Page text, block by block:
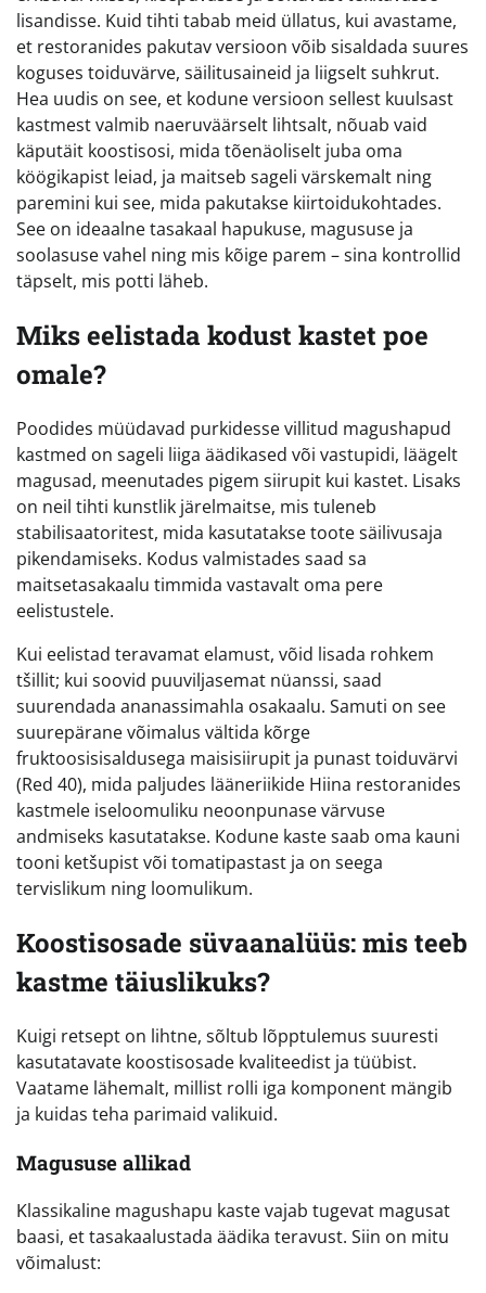
lisandisse. Kuid tihti tabab meid üllatus, kui avastame,
et restoranides pakutav versioon võib sisaldada suures
koguses toiduvärve, säilitusaineid ja liigselt suhkrut.
Hea uudis on see, et kodune versioon sellest kuulsast
kastmest valmib naeruväärselt lihtsalt, nõuab vaid
käputäit koostisosi, mida tõenäoliselt juba oma
köögikapist leiad, ja maitseb sageli värskemalt ning
paremini kui see, mida pakutakse kiirtoidukohtades.
See on ideaalne tasakaal hapukuse, magususe ja
soolasuse vahel ning mis kõige parem – sina kontrollid
täpselt, mis potti läheb.
Miks eelistada kodust kastet poe
omale?
Poodides müüdavad purkidesse villitud magushapud
kastmed on sageli liiga äädikased või vastupidi, läägelt
magusad, meenutades pigem siirupit kui kastet. Lisaks
on neil tihti kunstlik järelmaitse, mis tuleneb
stabilisaatoritest, mida kasutatakse toote säilivusaja
pikendamiseks. Kodus valmistades saad sa
maitsetasakaalu timmida vastavalt oma pere
eelistustele.
Kui eelistad teravamat elamust, võid lisada rohkem
tšillit; kui soovid puuviljasemat nüanssi, saad
suurendada ananassimahla osakaalu. Samuti on see
suurepärane võimalus vältida kõrge
fruktoosisisaldusega maisisiirupit ja punast toiduvärvi
(Red 40), mida paljudes lääneriikide Hiina restoranides
kastmele iseloomuliku neoonpunase värvuse
andmiseks kasutatakse. Kodune kaste saab oma kauni
tooni ketšupist või tomatipastast ja on seega
tervislikum ning loomulikum.
Koostisosade süvaanalüüs: mis teeb
kastme täiuslikuks?
Kuigi retsept on lihtne, sõltub lõpptulemus suuresti
kasutatavate koostisosade kvaliteedist ja tüübist.
Vaatame lähemalt, millist rolli iga komponent mängib
ja kuidas teha parimaid valikuid.
Magususe allikad
Klassikaline magushapu kaste vajab tugevat magusat
baasi, et tasakaalustada äädika teravust. Siin on mitu
võimalust: